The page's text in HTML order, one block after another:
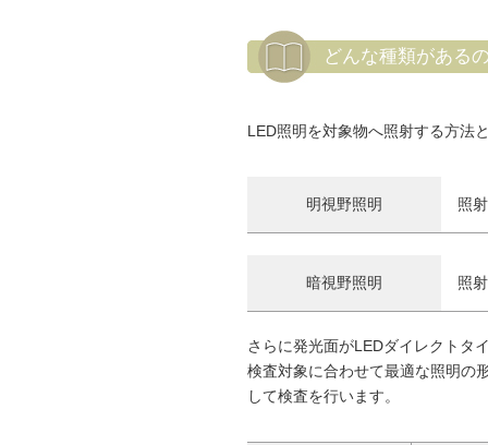
どんな種類がある
LED照明を対象物へ照射する方法
明視野照明 照
暗視野照明 照
さらに発光面がLEDダイレクトタ
検査対象に合わせて最適な照明の
して検査を行います。